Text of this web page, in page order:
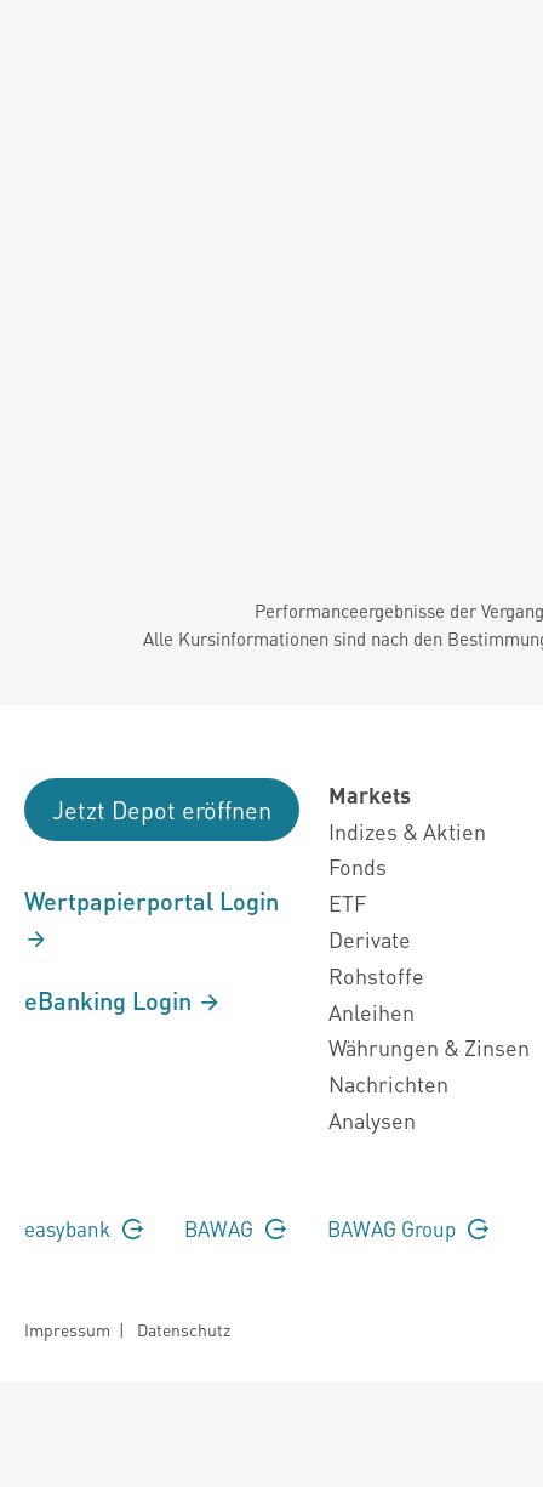
Performanceergebnisse der
Alle Kursinformationen sind nach den
Jetzt Depot eröffnen
Wertpapierportal Login
eBanking Login
Markets
Indizes & Aktien
Fonds
ETF
Derivate
Rohstoffe
Anleihen
Währungen & Zinsen
Nachrichten
Analysen
easybank BAWAG BAWAG Group
Impressum | Datenschutz